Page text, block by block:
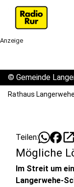
Anzeige
© Gemeinde
Rathaus Langerwehe
Teilen: open_in_new
Mögliche
Im Streit um
Langerwehe-